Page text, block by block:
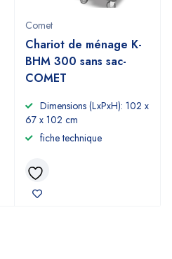
Comet
Chariot de ménage K-
BHM 300 sans sac-
COMET
Dimensions (LxPxH): 102 x
67 x 102 cm
fiche technique